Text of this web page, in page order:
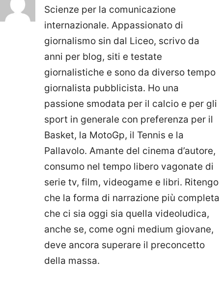
Scienze per la comunicazione
internazionale. Appassionato di
giornalismo sin dal Liceo, scrivo da
anni per blog, siti e testate
giornalistiche e sono da diverso tempo
giornalista pubblicista. Ho una
passione smodata per il calcio e per gli
sport in generale con preferenza per il
Basket, la MotoGp, il Tennis e la
Pallavolo. Amante del cinema d’autore,
consumo nel tempo libero vagonate di
serie tv, film, videogame e libri. Ritengo
che la forma di narrazione più completa
che ci sia oggi sia quella videoludica,
anche se, come ogni medium giovane,
deve ancora superare il preconcetto
della massa.